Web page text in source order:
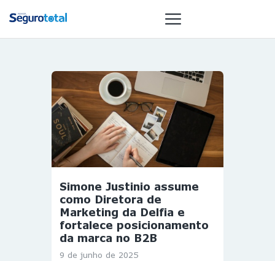
NOTÍCIAS
REVISTA
ESPECIAIS
GAIVOTA DE
OURO
MULHERES
GESTORAS
HOMEST
HOME
Simone Justinio assume
como Diretora de
Marketing da Delfia e
fortalece posicionamento
da marca no B2B
9 de junho de 2025